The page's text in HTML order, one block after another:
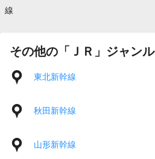
線
その他の「ＪＲ」ジャンル
東北新幹線
秋田新幹線
山形新幹線